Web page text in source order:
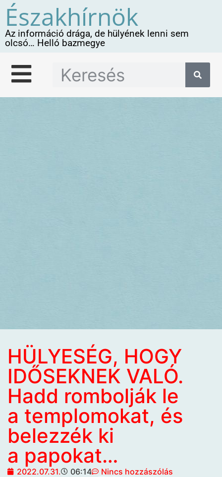
Északhírnök
Az információ drága, de hülyének lenni sem
olcsó… Helló bazmegye
HÜLYESÉG, HOGY
IDŐSEKNEK VALÓ.
Hadd rombolják le
a templomokat, és
belezzék ki
a papokat…
2022.07.31. 06:14 Nincs hozzászólás